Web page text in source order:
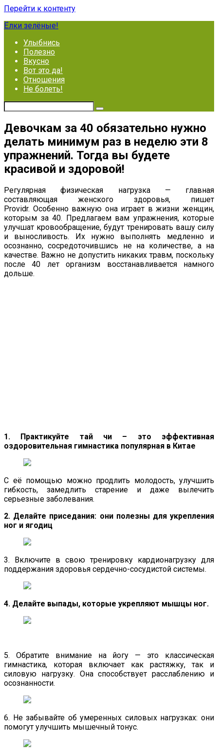
Перейти к контенту
Ёлки зелёные!
Улыбнись
Полезно
Вкусно
Вот это да!
Отношения
Не болеть!
Девочкам за 40 обязательно нужно
делать минимум раз в неделю эти 8
упражнений. Тогда вы будете
красивой и здоровой!
Регулярная физическая нагрузка — главная
составляющая женского здоровья, пишет
Providr. Особенно важную она играет в жизни женщин,
которым за 40. Предлагаем вам упражнения, которые
улучшат кровообращение, будут тренировать вашу силу
и выносливость. Их нужно выполнять медленно и
осознанно, сосредоточившись не на количестве, а на
качестве. Важно не допустить никаких травм, поскольку
после 40 лет организм восстанавливается намного
дольше.
1. Практикуйте тай чи – это эффективная
оздоровительная гимнастика популярная в Китае
С её помощью можно продлить молодость, улучшить
гибкость, замедлить старение и даже вылечить
серьезные заболевания.
2. Делайте приседания: они полезны для укрепления
ног и ягодиц
3. Включите в свою тренировку кардионагрузку для
поддержания здоровья сердечно-сосудистой системы.
4. Делайте выпады, которые укрепляют мышцы ног.
5. Обратите внимание на йогу — это классическая
гимнастика, которая включает как растяжку, так и
силовую нагрузку. Она способствует расслаблению и
осознанности.
6. Не забывайте об умеренных силовых нагрузках: они
помогут улучшить мышечный тонус.